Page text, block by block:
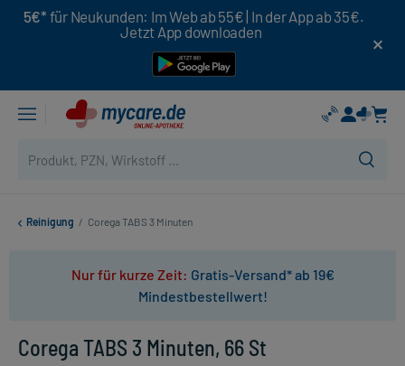
5€* für Neukunden: Im Web ab 55€ | In der App ab 35€.
Jetzt App downloaden
Reinigung / Corega TABS 3 Minuten
Nur für kurze Zeit: Gratis-Versand* ab 19€
Mindestbestellwert!
Corega TABS 3 Minuten, 66 St